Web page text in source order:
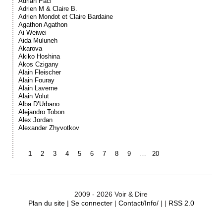
Adrien M & Claire B.
Adrien Mondot et Claire Bardaine
Agathon Agathon
Ai Weiwei
Aida Muluneh
Akarova
Akiko Hoshina
Akos Czigany
Alain Fleischer
Alain Fouray
Alain Laverne
Alain Volut
Alba D’Urbano
Alejandro Tobon
Alex Jordan
Alexander Zhyvotkov
1 2 3 4 5 6 7 8 9 … 20
2009 - 2026 Voir & Dire
Plan du site| Se connecter| Contact/Info/| | RSS 2.0